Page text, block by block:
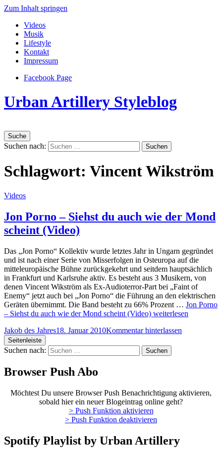
Zum Inhalt springen
Videos
Musik
Lifestyle
Kontakt
Impressum
Facebook Page
Urban Artillery Styleblog
Suche
Suchen nach:
Schlagwort: Vincent Wikström
Videos
Jon Porno – Siehst du auch wie der Mond
scheint (Video)
Das „Jon Porno“ Kollektiv wurde letztes Jahr in Ungarn gegründet
und ist nach einer Serie von Misserfolgen in Osteuropa auf die
mitteleuropäische Bühne zurückgekehrt und seitdem hauptsächlich
in Frankfurt und Karlsruhe aktiv. Es besteht aus 3 Musikern, von
denen Vincent Wikström als Ex-Audioterror-Part bei „Faint of
Enemy“ jetzt auch bei „Jon Porno“ die Führung an den elektrischen
Geräten übernimmt. Die Band besteht zu 66% Prozent … Jon Porno
– Siehst du auch wie der Mond scheint (Video) weiterlesen
Jakob des Jahres18. Januar 2010Kommentar hinterlassen
Seitenleiste
Suchen nach:
Browser Push Abo
Möchtest Du unsere Browser Push Benachrichtigung aktivieren,
sobald hier ein neuer Blogeintrag online geht?
> Push Funktion aktivieren
> Push Funktion deaktivieren
Spotify Playlist by Urban Artillery